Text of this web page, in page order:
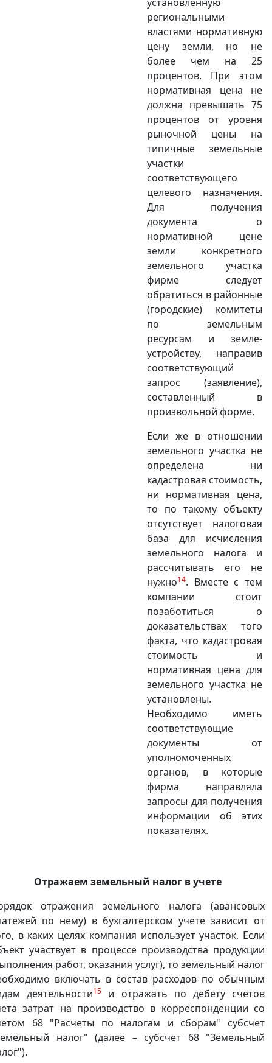
региональными
властями нормативную
цену земли, но не
более чем на 25
процентов. При этом
нормативная цена не
должна превышать 75
процентов от уровня
рыночной цены на
типичные земельные
участки
соответствующего
целевого назначения.
Для получения
документа о
нормативной цене
земли конкретного
земельного участка
фирме следует
обратиться в районные
(городские) комитеты
по земельным
ресурсам и земле­
устройству, направив
соответствующий
запрос (заявление),
составленный в
произвольной форме.
Если же в отношении
земельного участка не
определена ни
кадастровая стоимость,
ни нормативная цена,
то по такому объекту
отсутствует налоговая
база для исчисления
земельного налога и
рассчитывать его не
нужно14. Вместе с тем
компании стоит
позаботиться о
доказательствах того
факта, что кадастровая
стоимость и
нормативная цена для
земельного участка не
установлены.
Необходимо иметь
соответствующие
документы от
уполномоченных
органов, в которые
фирма направляла
запросы для полу­чения
информации об этих
по­казателях.
Отражаем земельный налог в учете
отражения земельного налога (авансовых
по нему) в бухгалтерском учете зависит от
в каких целях компания использует участок. Если
участвует в процессе производства продукции
работ, оказания услуг), то земельный налог
включать в состав расходов по обычным
деятельности15
и отражать по дебету счетов
затрат на производство в коррес­понденции со
68 "Расчеты по налогам и сборам" субсчет
налог" (далее – субсчет 68 "Земельный